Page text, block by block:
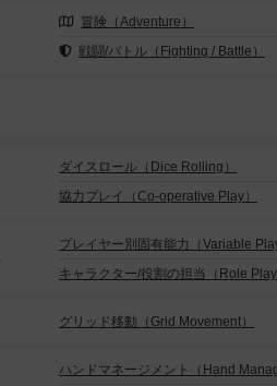
冒険（Adventure）
戦闘/バトル（Fighting / Battle）
ダイスロール（Dice Rolling）
協力プレイ（Co-operative Play）
プレイヤー別固有能力（Variable
キャラクター/役割の担当（Role
グリッド移動（Grid Movement）
ハンドマネージメント（Hand